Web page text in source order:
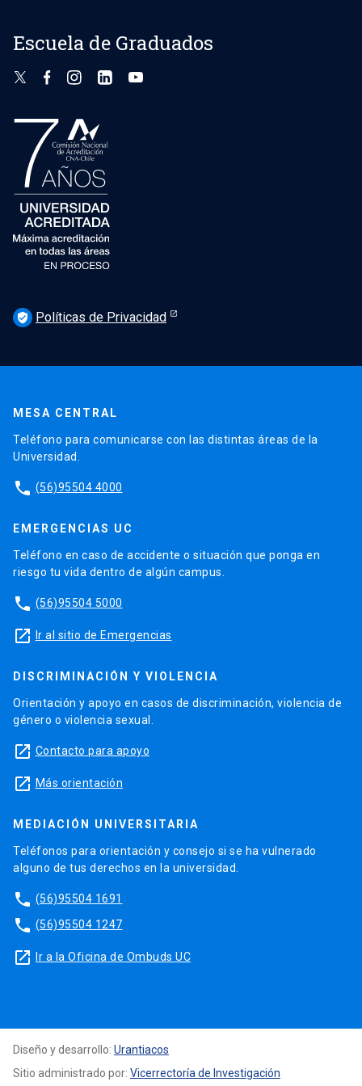
Escuela de Graduados
verified_user Políticas de Privacidad
MESA CENTRAL
Teléfono para comunicarse con las distintas áreas de la
Universidad.
phone (56)95504 4000
EMERGENCIAS UC
Teléfono en caso de accidente o situación que ponga en
riesgo tu vida dentro de algún campus.
phone (56)95504 5000
launch Ir al sitio de Emergencias
DISCRIMINACIÓN Y VIOLENCIA
Orientación y apoyo en casos de discriminación, violencia de
género o violencia sexual.
launch Contacto para apoyo
launch Más orientación
MEDIACIÓN UNIVERSITARIA
Teléfonos para orientación y consejo si se ha vulnerado
alguno de tus derechos en la universidad.
phone (56)95504 1691
phone (56)95504 1247
launch Ir a la Oficina de Ombuds UC
Diseño y desarrollo: Urantiacos
Sitio administrado por: Vicerrectoría de Investigación